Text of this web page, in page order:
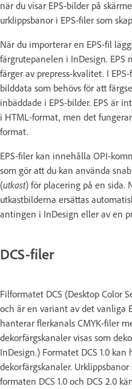
när du visar EPS-bilder på
urklippsbanor i EPS-filer som
När du importerar en EPS-fil
färgrutepanelen i InDesign.
färger av prepress-kvalitet. I
bilddata som behövs för att
inbäddade i EPS-bilder. EPS är
i HTML-format, men det
format.
EPS-filer kan innehålla OPI-
som gör att du kan använda
(utkast) för placering på en sida.
utkastbilderna ersättas
antingen i InDesign eller av en
DCS-filer
Filformatet DCS (Desktop Color
och är en variant av det vanliga
hanterar flerkanals CMYK-filer
dekorfärgskanaler visas som
InDesign.) Formatet DCS 1.0
dekorfärgskanaler.
formaten DCS 1.0 och DCS 2.0